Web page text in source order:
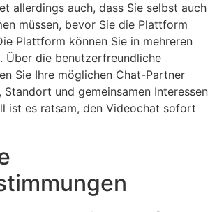
allerdings auch, dass Sie selbst auch
müssen, bevor Sie die Plattform
Plattform können Sie in mehreren
Über die benutzerfreundliche
Sie Ihre möglichen Chat-Partner
Standort und gemeinsamen Interessen
ist es ratsam, den Videochat sofort